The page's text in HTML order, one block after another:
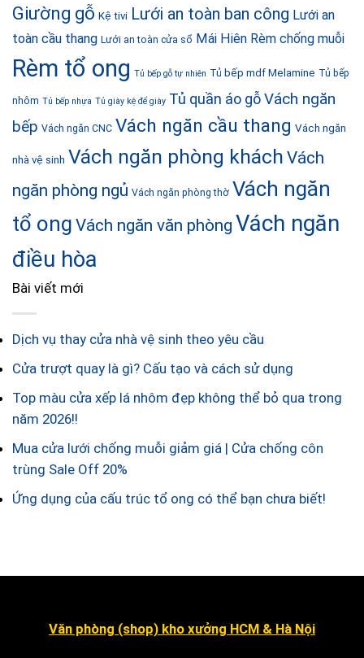
Giường gỗ Kệ tivi Lưới an toàn ban công Lưới an
toàn cầu thang Lưới an toàn cửa sổ Mái Hiên Rèm chống muỗi
Rèm tổ ong Tủ bếp gỗ tự nhiên Tủ bếp mdf Melamine Tủ bếp
nhôm Tủ bếp nhựa Tủ giày kệ để giày Tủ quần áo gỗVách ngăn
bếp Vách ngăn CNC Vách ngăn cầu thang Vách ngăn
nhà vệ sinh Vách ngăn phòng khách Vách
ngăn phòng ngủ Vách ngăn phòng thờ Vách ngăn
tổ ong Vách ngăn văn phòng Vách ngăn
điều hòa
Bài viết mới
Dịch vụ thay cửa nhà vệ sinh theo yêu cầu
Cửa trượt quay là gì? Cấu tạo và cách sử dụng
Top màu cửa xếp lá nhôm đẹp không thể bỏ qua trong
năm 2026!!
Mua cửa lưới chống muỗi giảm giá | Cửa chống côn
trùng Sale Off 20%
Ứng dụng của cấu trúc tổ ong có thể bạn chưa biết!
Văn phòng (shop) kho xưởng HCM & Hà Nội